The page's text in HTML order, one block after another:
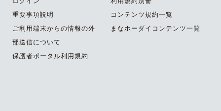
重要事項説明
ご利用端末からの情報の外
部送信について
保護者ポータル利用規約
コンテンツ規約一覧
まなホーダイコンテンツ一覧